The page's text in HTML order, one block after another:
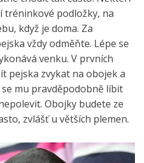
podložky, na
když je doma. Za
vždy odměňte. Lépe se
venku. V prvních
pejska zvykat na obojek a
mu pravděpodobně líbit
Obojky budete ze
zvlášť u větších plemen.